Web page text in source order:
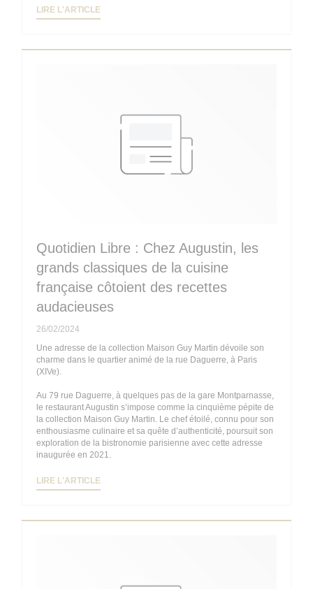
LIRE L'ARTICLE
Quotidien Libre : Chez Augustin, les
grands classiques de la cuisine
française côtoient des recettes
audacieuses
26/02/2024
Une adresse de la collection Maison Guy Martin dévoile son
charme dans le quartier animé de la rue Daguerre, à Paris
(XIVe).
Au 79 rue Daguerre, à quelques pas de la gare Montparnasse,
le restaurant Augustin s’impose comme la cinquième pépite de
la collection Maison Guy Martin. Le chef étoilé, connu pour son
enthousiasme culinaire et sa quête d’authenticité, poursuit son
exploration de la bistronomie parisienne avec cette adresse
inaugurée en 2021.
LIRE L'ARTICLE